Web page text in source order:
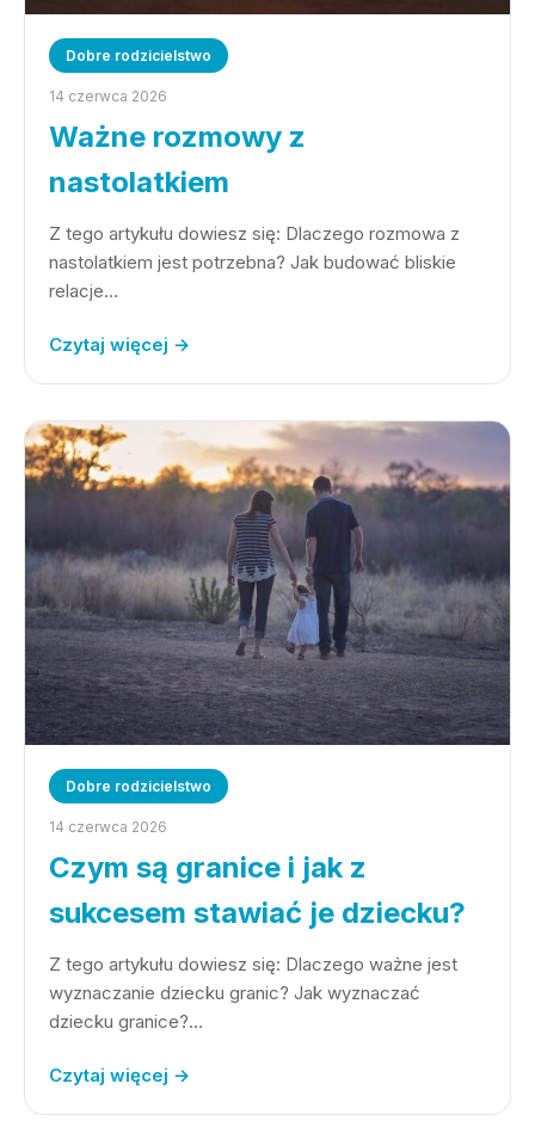
Dobre rodzicielstwo
14 czerwca 2026
Ważne rozmowy z
nastolatkiem
Z tego artykułu dowiesz się: Dlaczego rozmowa z
nastolatkiem jest potrzebna? Jak budować bliskie
relacje…
Czytaj więcej →
Dobre rodzicielstwo
14 czerwca 2026
Czym są granice i jak z
sukcesem stawiać je dziecku?
Z tego artykułu dowiesz się: Dlaczego ważne jest
wyznaczanie dziecku granic? Jak wyznaczać
dziecku granice?…
Czytaj więcej →